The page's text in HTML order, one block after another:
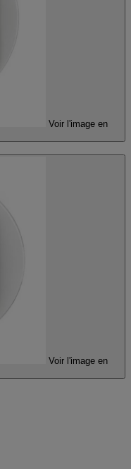
Voir l'image en
Voir l'image en